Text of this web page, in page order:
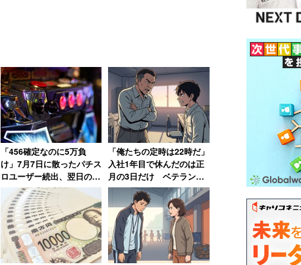
「456確定なのに5万負
け」7月7日に散ったパチス
ロユーザー続出、翌日の
「熱くもない日」に10万負
けた猛者も
「俺たちの定時は22時だ」
入社1年目で休んだのは正
月の3日だけ ベテラン男
性が新人時代に目撃し
た“退職ドミノ”の現場【前
編】